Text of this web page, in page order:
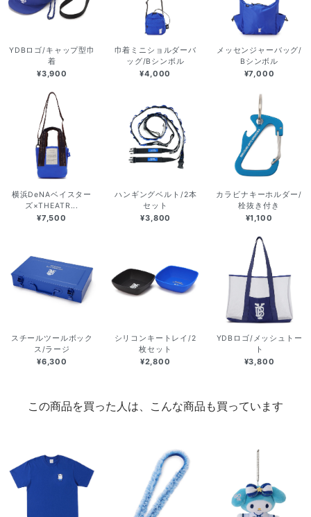
YDBロゴ/キャップ型巾
着
¥3,900
巾着ミニショルダーバ
ッグ/Bシンボル
¥4,000
メッセンジャーバッグ/
Bシンボル
¥7,000
横浜DeNAベイスター
ズ×THEATR...
¥7,500
ハンギングベルト/2本
セット
¥3,800
カラビナキーホルダー/
栓抜き付き
¥1,100
スチールツールボック
ス/ラージ
¥6,300
シリコンキートレイ/2
枚セット
¥2,800
YDBロゴ/メッシュトー
ト
¥3,800
この商品を買った人は、こんな商品も買っています